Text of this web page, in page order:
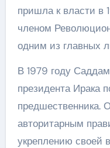
пришла к власти в
членом
одним из главных
В 1979 году
президента Ирака
предшественника.
авторитарным
укреплению своей